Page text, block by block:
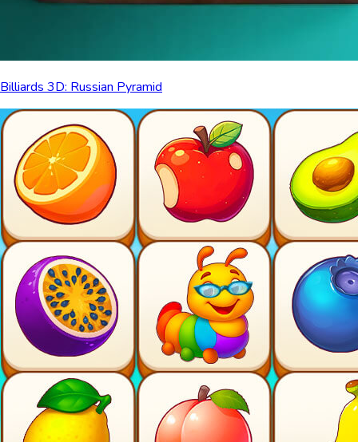
Billiards 3D: Russian Pyramid